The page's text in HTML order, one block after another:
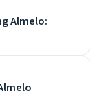
Almelo: